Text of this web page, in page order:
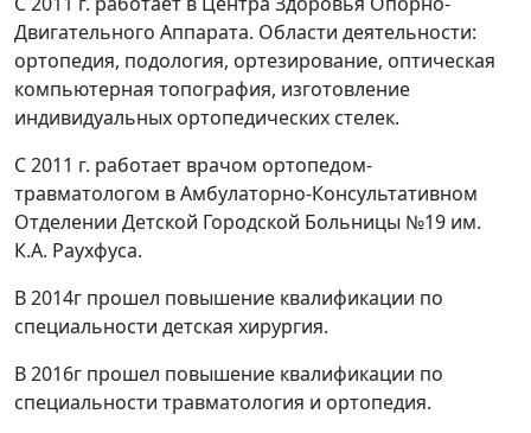
Двигательного Аппарата. Области деятельности:
ортопедия, подология, ортезирование, оптическая
компьютерная топография, изготовление
индивидуальных ортопедических стелек.
С 2011 г. работает врачом ортопедом-
травматологом в Амбулаторно-Консультативном
Отделении Детской Городской Больницы №19 им.
К.А. Раухфуса.
В 2014г прошел повышение квалификации по
специальности детская хирургия.
В 2016г прошел повышение квалификации по
специальности травматология и ортопедия.